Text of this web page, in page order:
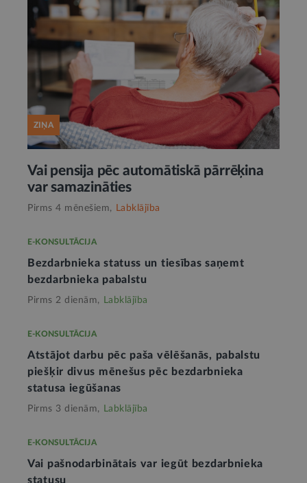
ZIŅA
Vai pensija pēc automātiskā pārrēķina
var samazināties
Pirms 4 mēnešiem, Labklājība
E-KONSULTĀCIJA
Bezdarbnieka statuss un tiesības saņemt
bezdarbnieka pabalstu
Pirms 2 dienām, Labklājība
E-KONSULTĀCIJA
Atstājot darbu pēc paša vēlēšanās, pabalstu
piešķir divus mēnešus pēc bezdarbnieka
statusa iegūšanas
Pirms 3 dienām, Labklājība
E-KONSULTĀCIJA
Vai pašnodarbinātais var iegūt bezdarbnieka
statusu